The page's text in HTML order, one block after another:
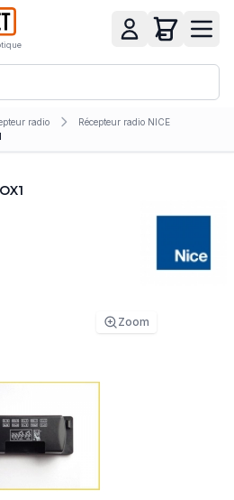
radio
Récepteur radio NICE
Zoom